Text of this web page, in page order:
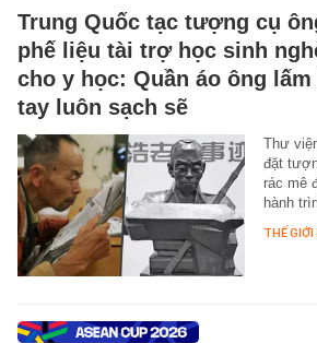
Trung Quốc tạc tượng cụ
phế liệu tài trợ học sinh
cho y học: Quần áo ông
tay luôn sạch sẽ
Thư
đặt
rác mê
hành
THẾ